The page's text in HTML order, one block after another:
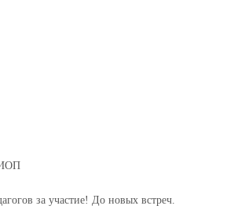
за участие! До новых встреч.